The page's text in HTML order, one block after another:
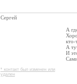
Сергей
* контакт был изменен или
удален
А
А
И